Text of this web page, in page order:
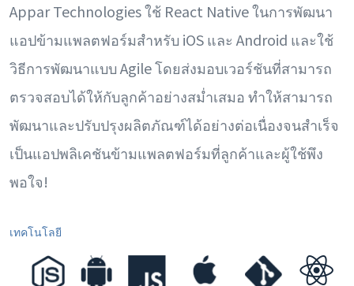
Appar Technologies ใช้ React Native ในการพัฒนา
แอปข้ามแพลตฟอร์มสำหรับ iOS และ Android และใช้
วิธีการพัฒนาแบบ Agile โดยส่งมอบเวอร์ชันที่สามารถ
ตรวจสอบได้ให้กับลูกค้าอย่างสม่ำเสมอ ทำให้สามารถ
พัฒนาและปรับปรุงผลิตภัณฑ์ได้อย่างต่อเนื่องจนสำเร็จ
เป็นแอปพลิเคชันข้ามแพลตฟอร์มที่ลูกค้าและผู้ใช้พึง
พอใจ!
เทคโนโลยี